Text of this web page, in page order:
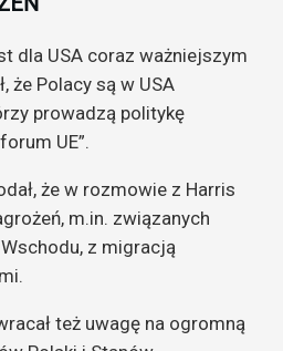
dla USA coraz ważniejszym
że Polacy są w USA
prowadzą politykę
UE”.
że w rozmowie z Harris
m.in. związanych
z migracją
też uwagę na ogromną